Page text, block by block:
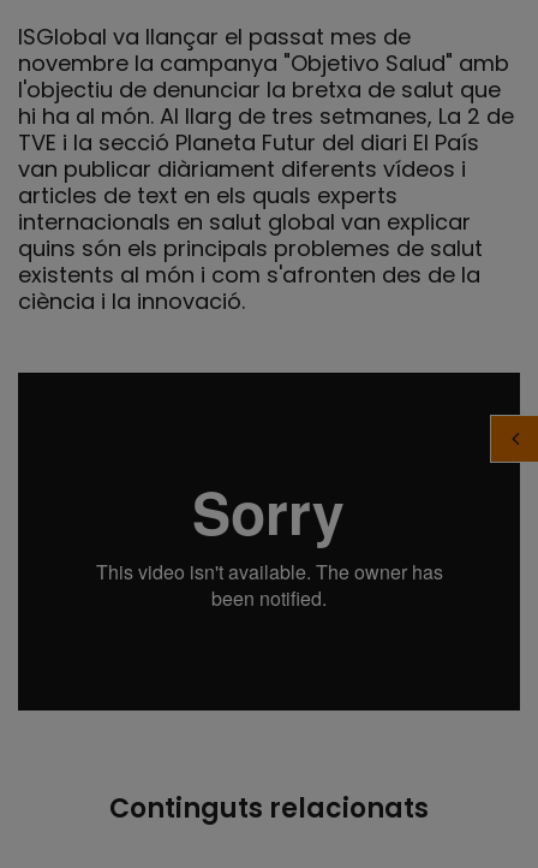
ISGlobal va llançar el passat mes de
novembre la campanya "Objetivo Salud" amb
l'objectiu de denunciar la bretxa de salut que
hi ha al món. Al llarg de tres setmanes, La 2 de
TVE i la secció Planeta Futur del diari El País
van publicar diàriament diferents vídeos i
articles de text en els quals experts
internacionals en salut global van explicar
quins són els principals problemes de salut
existents al món i com s'afronten des de la
ciència i la innovació.
Continguts relacionats